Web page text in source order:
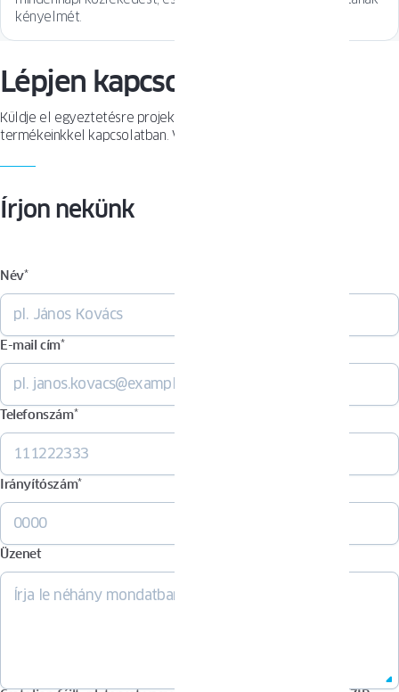
kényelmét.
Lépjen kapcsolatba velünk
Küldje el egyeztetésre projektjét, vagy tegyen fel kérdést
termékeinkkel kapcsolatban. Várjuk megkeresését!
Írjon nekünk
Név*
E-mail cím*
Telefonszám*
Irányítószám*
Üzenet